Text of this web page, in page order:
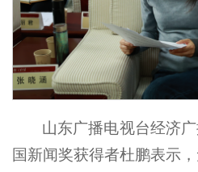
山东广播电视台经济
国新闻奖获得者杜鹏表示